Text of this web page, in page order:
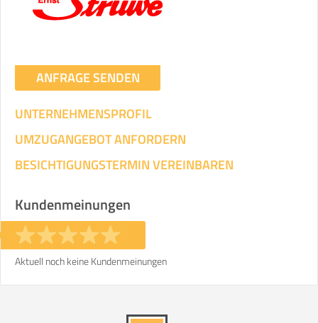
ANFRAGE SENDEN
UNTERNEHMENSPROFIL
UMZUGANGEBOT ANFORDERN
BESICHTIGUNGSTERMIN VEREINBAREN
Kundenmeinungen
Aktuell noch keine Kundenmeinungen